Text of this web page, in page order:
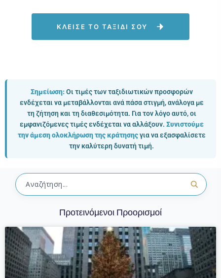
ΚΛΕΙΣΕ ΤΟ ΤΑΞΙΔΙ ΣΟΥ
Σημείωση:Οι τιμές των ταξιδιωτικών προσφορών
ενδέχεται να μεταβάλλονται ανά πάσα στιγμή, ανάλογα με
τη ζήτηση και τη διαθεσιμότητα. Για τον λόγο αυτό, οι
εμφανιζόμενες τιμές ενδέχεται να αλλάξουν. Συνιστούμε
την άμεση ολοκλήρωση της κράτησηςγια να εξασφαλίσετε
την καλύτερη δυνατή τιμή.
Προτεινόμενοι Προορισμοί